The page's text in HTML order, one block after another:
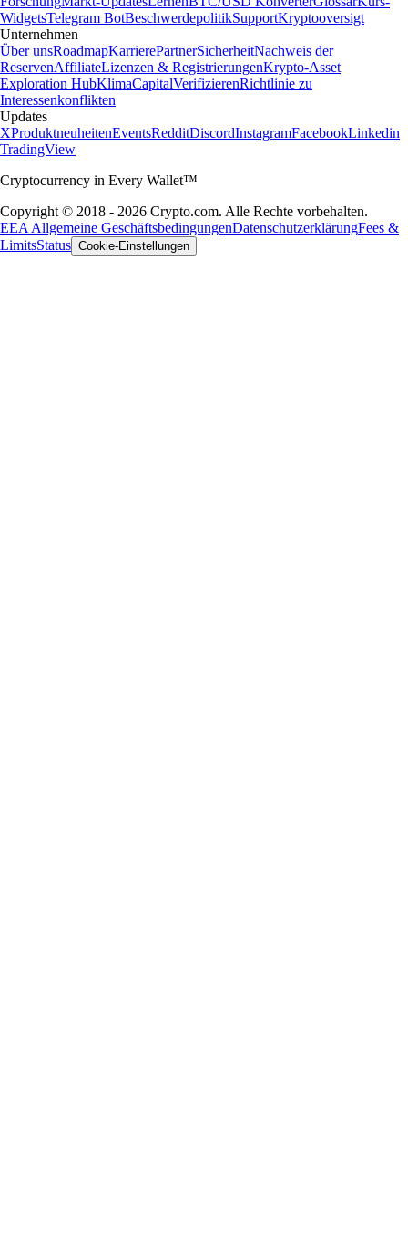
WidgetsTelegram BotBeschwerdepolitikSupportKryptooversigt
Unternehmen
Über unsRoadmapKarrierePartnerSicherheitNachweis der
ReservenAffiliateLizenzen & RegistrierungenKrypto-Asset
Exploration HubKlimaCapitalVerifizierenRichtlinie zu
Interessenkonflikten
Updates
XProduktneuheitenEventsRedditDiscordInstagramFacebookLinkedin
TradingView
Cryptocurrency in Every Wallet™
Copyright © 2018 - 2026 Crypto.com. Alle Rechte vorbehalten.
EEA Allgemeine GeschäftsbedingungenDatenschutzerklärungFees &
LimitsStatus Cookie-Einstellungen